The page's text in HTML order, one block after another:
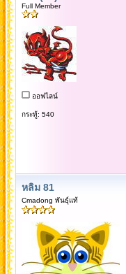
Full Member
ออฟไลน์
กระทู้: 540
หลิม 81
Cmadong พันธุ์แท้